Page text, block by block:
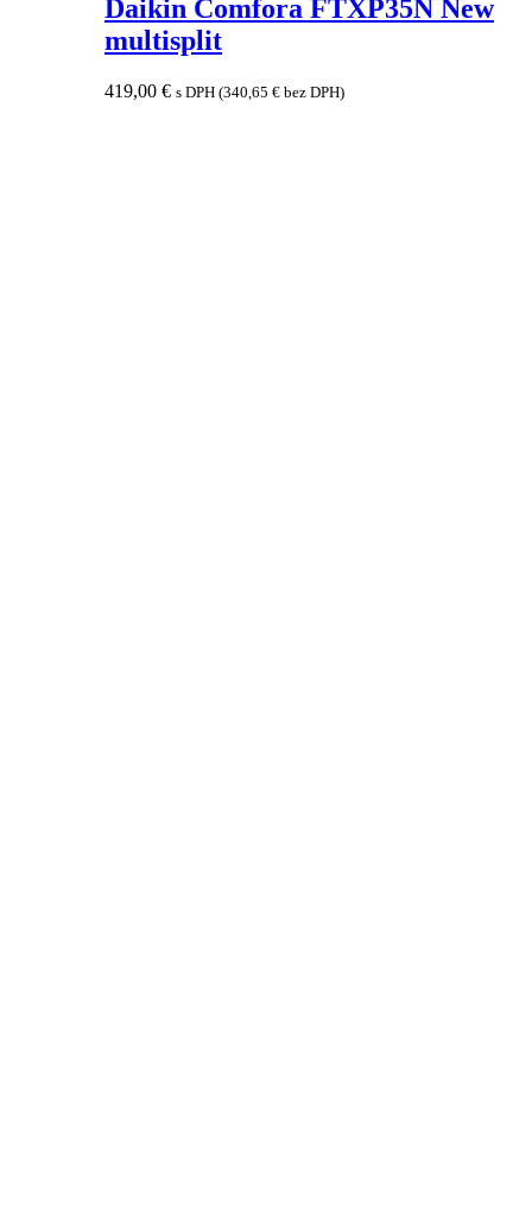
Daikin Comfora FTXP35N New
multisplit
419,00 € s DPH (340,65 € bez DPH)